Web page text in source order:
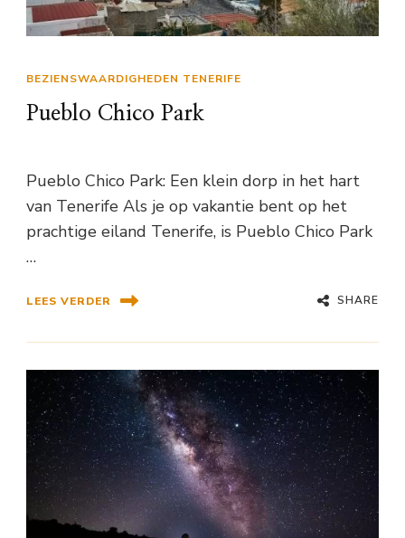
BEZIENSWAARDIGHEDEN TENERIFE
Pueblo Chico Park
Pueblo Chico Park: Een klein dorp in het hart
van Tenerife Als je op vakantie bent op het
prachtige eiland Tenerife, is Pueblo Chico Park
…
LEES VERDER SHARE